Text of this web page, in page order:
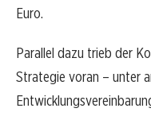
Euro.
Parallel dazu trieb der
Strategie voran – unter